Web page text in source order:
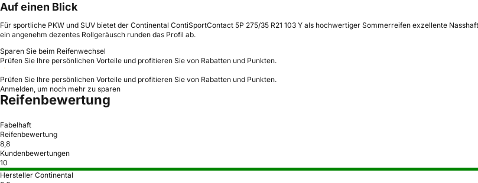
Auf einen Blick
Für sportliche PKW und SUV bietet der Continental ContiSportContact 5P 275/35 R21 103 Y als hochwertiger Sommerreifen exzellente
ein angenehm dezentes Rollgeräusch runden das Profil ab.
Sparen Sie beim Reifenwechsel
Prüfen Sie Ihre persönlichen Vorteile und profitieren Sie von Rabatten und Punkten.
Prüfen Sie Ihre persönlichen Vorteile und profitieren Sie von Rabatten und Punkten.
Anmelden, um noch mehr zu sparen
Reifenbewertung
Fabelhaft
Reifenbewertung
8,8
Kundenbewertungen
10
Hersteller Continental